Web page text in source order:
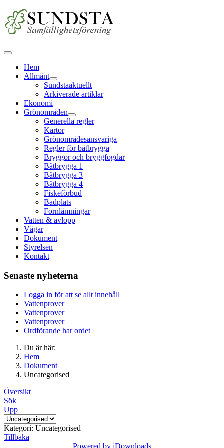
Hem
Allmänt
Sundstaaktuellt
Arkiverade artiklar
Ekonomi
Grönområden
Generella regler
Kartor
Grönområdesansvariga
Regler för båtbrygga
Bryggor och bryggfogdar
Båtbrygga 1
Båtbrygga 3
Båtbrygga 4
Fiskeförbud
Badplats
Fornlämningar
Vatten & avlopp
Vägar
Dokument
Styrelsen
Kontakt
Senaste nyheterna
Logga in för att se allt innehåll
Vattenprover
Vattenprover
Vattenprover
Ordförande har ordet
Du är här:
Hem
Dokument
Uncategorised
Översikt
Sök
Upp
Kategori: Uncategorised
Tillbaka